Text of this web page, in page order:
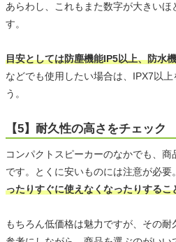
あらわし、これもまた数字が大きいほ
す。
目安としては防塵機能IP5以上、防水
などでも使用したい場合は、IPX7以
う。
【5】耐久性の高さをチェック
コンパクトスピーカーのなかでも、
です。とくに安いものには注意が必要。
ったりすぐに使えなくなったりするこ
もちろん低価格は魅力ですが、その